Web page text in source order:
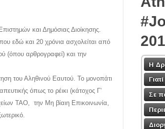
και Δημόσιας Διοίκησης.
εδώ και 20 χρόνια ασχολείται από
(όπου αρθρογραφεί) και την
του Αληθινού Εαυτού. Το μονοπάτι
όπως το ρέικι (κάτοχος Γ’
ΤΑΟ, την Μη βίαιη Επικοινωνία,
Η
Σε